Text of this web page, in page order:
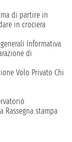
di partire in
in crociera
Informativa
di
Volo Privato Chi
Rassegna stampa